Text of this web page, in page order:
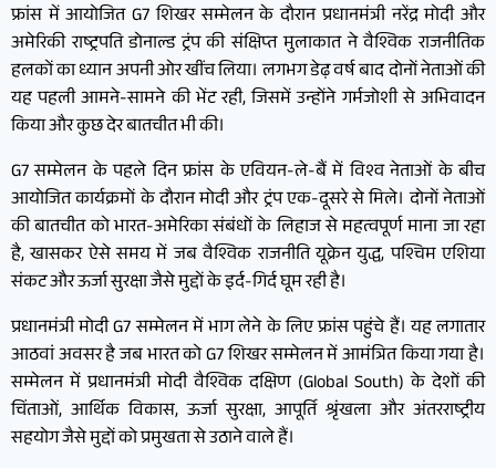
फ्रांस में आयोजित G7 शिखर सम्मेलन के दौरान प्रधानमंत्री नरेंद्र मोदी और
अमेरिकी राष्ट्रपति डोनाल्ड ट्रंप की संक्षिप्त मुलाकात ने वैश्विक राजनीतिक
हलकों का ध्यान अपनी ओर खींच लिया। लगभग डेढ़ वर्ष बाद दोनों नेताओं की
यह पहली आमने-सामने की भेंट रही, जिसमें उन्होंने गर्मजोशी से अभिवादन
किया और कुछ देर बातचीत भी की।
G7 सम्मेलन के पहले दिन फ्रांस के एवियन-ले-बैं में विश्व नेताओं के बीच
आयोजित कार्यक्रमों के दौरान मोदी और ट्रंप एक-दूसरे से मिले। दोनों नेताओं
की बातचीत को भारत-अमेरिका संबंधों के लिहाज से महत्वपूर्ण माना जा रहा
है, खासकर ऐसे समय में जब वैश्विक राजनीति यूक्रेन युद्ध, पश्चिम एशिया
संकट और ऊर्जा सुरक्षा जैसे मुद्दों के इर्द-गिर्द घूम रही है।
प्रधानमंत्री मोदी G7 सम्मेलन में भाग लेने के लिए फ्रांस पहुंचे हैं। यह लगातार
आठवां अवसर है जब भारत को G7 शिखर सम्मेलन में आमंत्रित किया गया है।
सम्मेलन में प्रधानमंत्री मोदी वैश्विक दक्षिण (Global South) के देशों की
चिंताओं, आर्थिक विकास, ऊर्जा सुरक्षा, आपूर्ति श्रृंखला और अंतरराष्ट्रीय
सहयोग जैसे मुद्दों को प्रमुखता से उठाने वाले हैं।